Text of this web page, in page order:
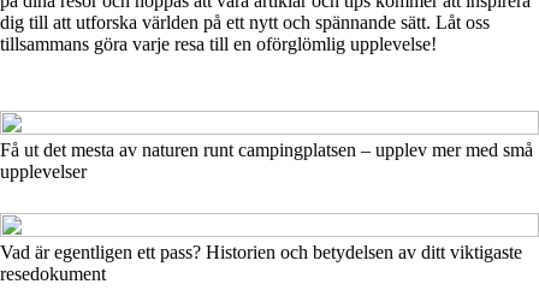
dig till att utforska världen på ett nytt och spännande sätt. Låt oss
tillsammans göra varje resa till en oförglömlig upplevelse!
Få ut det mesta av naturen runt campingplatsen – upplev mer med små
upplevelser
Vad är egentligen ett pass? Historien och betydelsen av ditt viktigaste
resedokument